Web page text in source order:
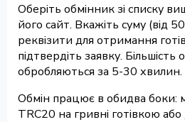
Оберіть обмінник зі списку
його сайт. Вкажіть суму (від
реквізити для отримання
підтвердіть заявку. Більшість
обробляються за 5-30 хвилин.
Обмін працює в обидва боки:
TRC20 на гривні готівкою або